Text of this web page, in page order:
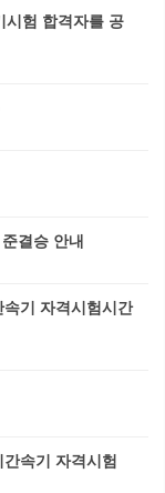
시험 합격자를 공
결승 안내
기 자격시험시간
속기 자격시험